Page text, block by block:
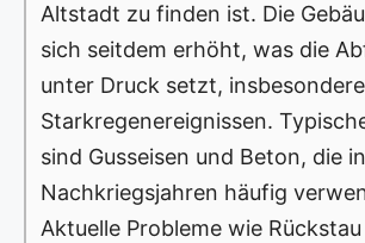
Altstadt zu finden ist. Die
sich seitdem erhöht, was die
unter Druck setzt,
Starkregenereignissen.
sind Gusseisen und Beton, die
Nachkriegsjahren häufig
Aktuelle Probleme wie